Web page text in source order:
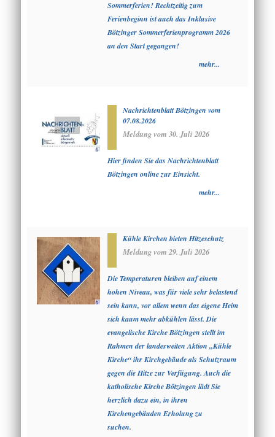
Sommerferien! Rechtzeitig zum
Ferienbeginn ist auch das Inklusive
Bötzinger Sommerferienprogramm 2026
an den Start gegangen!
mehr...
Nachrichtenblatt Bötzingen vom
07.08.2026
Meldung vom 30. Juli 2026
Hier finden Sie das Nachrichtenblatt
Bötzingen online zur Einsicht.
mehr...
Kühle Kirchen bieten Hitzeschutz
Meldung vom 29. Juli 2026
Die Temperaturen bleiben auf einem
hohen Niveau, was für viele sehr belastend
sein kann, vor allem wenn das eigene Heim
sich kaum mehr abkühlen lässt. Die
evangelische Kirche Bötzingen stellt im
Rahmen der landesweiten Aktion „Kühle
Kirche“ ihr Kirchgebäude als Schutzraum
gegen die Hitze zur Verfügung. Auch die
katholische Kirche Bötzingen lädt Sie
herzlich dazu ein, in ihren
Kirchengebäuden Erholung zu
suchen.